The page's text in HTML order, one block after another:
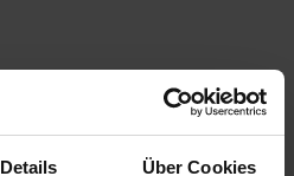
Details Über Cookies